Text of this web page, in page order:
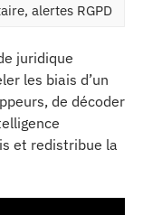
alertes RGPD
juridique
les biais d’un
de décoder
et redistribue la